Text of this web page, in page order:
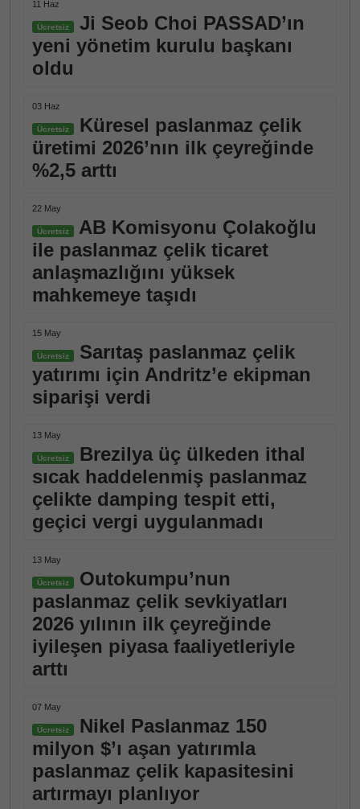
11 Haz
Ücretsiz
Ji Seob Choi PASSAD’ın
yeni yönetim kurulu başkanı
oldu
03 Haz
Ücretsiz
Küresel paslanmaz çelik
üretimi 2026’nın ilk çeyreğinde
%2,5 arttı
22 May
Ücretsiz
AB Komisyonu Çolakoğlu
ile paslanmaz çelik ticaret
anlaşmazlığını yüksek
mahkemeye taşıdı
15 May
Ücretsiz
Sarıtaş paslanmaz çelik
yatırımı için Andritz’e ekipman
siparişi verdi
13 May
Ücretsiz
Brezilya üç ülkeden ithal
sıcak haddelenmiş paslanmaz
çelikte damping tespit etti,
geçici vergi uygulanmadı
13 May
Ücretsiz
Outokumpu’nun
paslanmaz çelik sevkiyatları
2026 yılının ilk çeyreğinde
iyileşen piyasa faaliyetleriyle
arttı
07 May
Ücretsiz
Nikel Paslanmaz 150
milyon $’ı aşan yatırımla
paslanmaz çelik kapasitesini
artırmayı planlıyor